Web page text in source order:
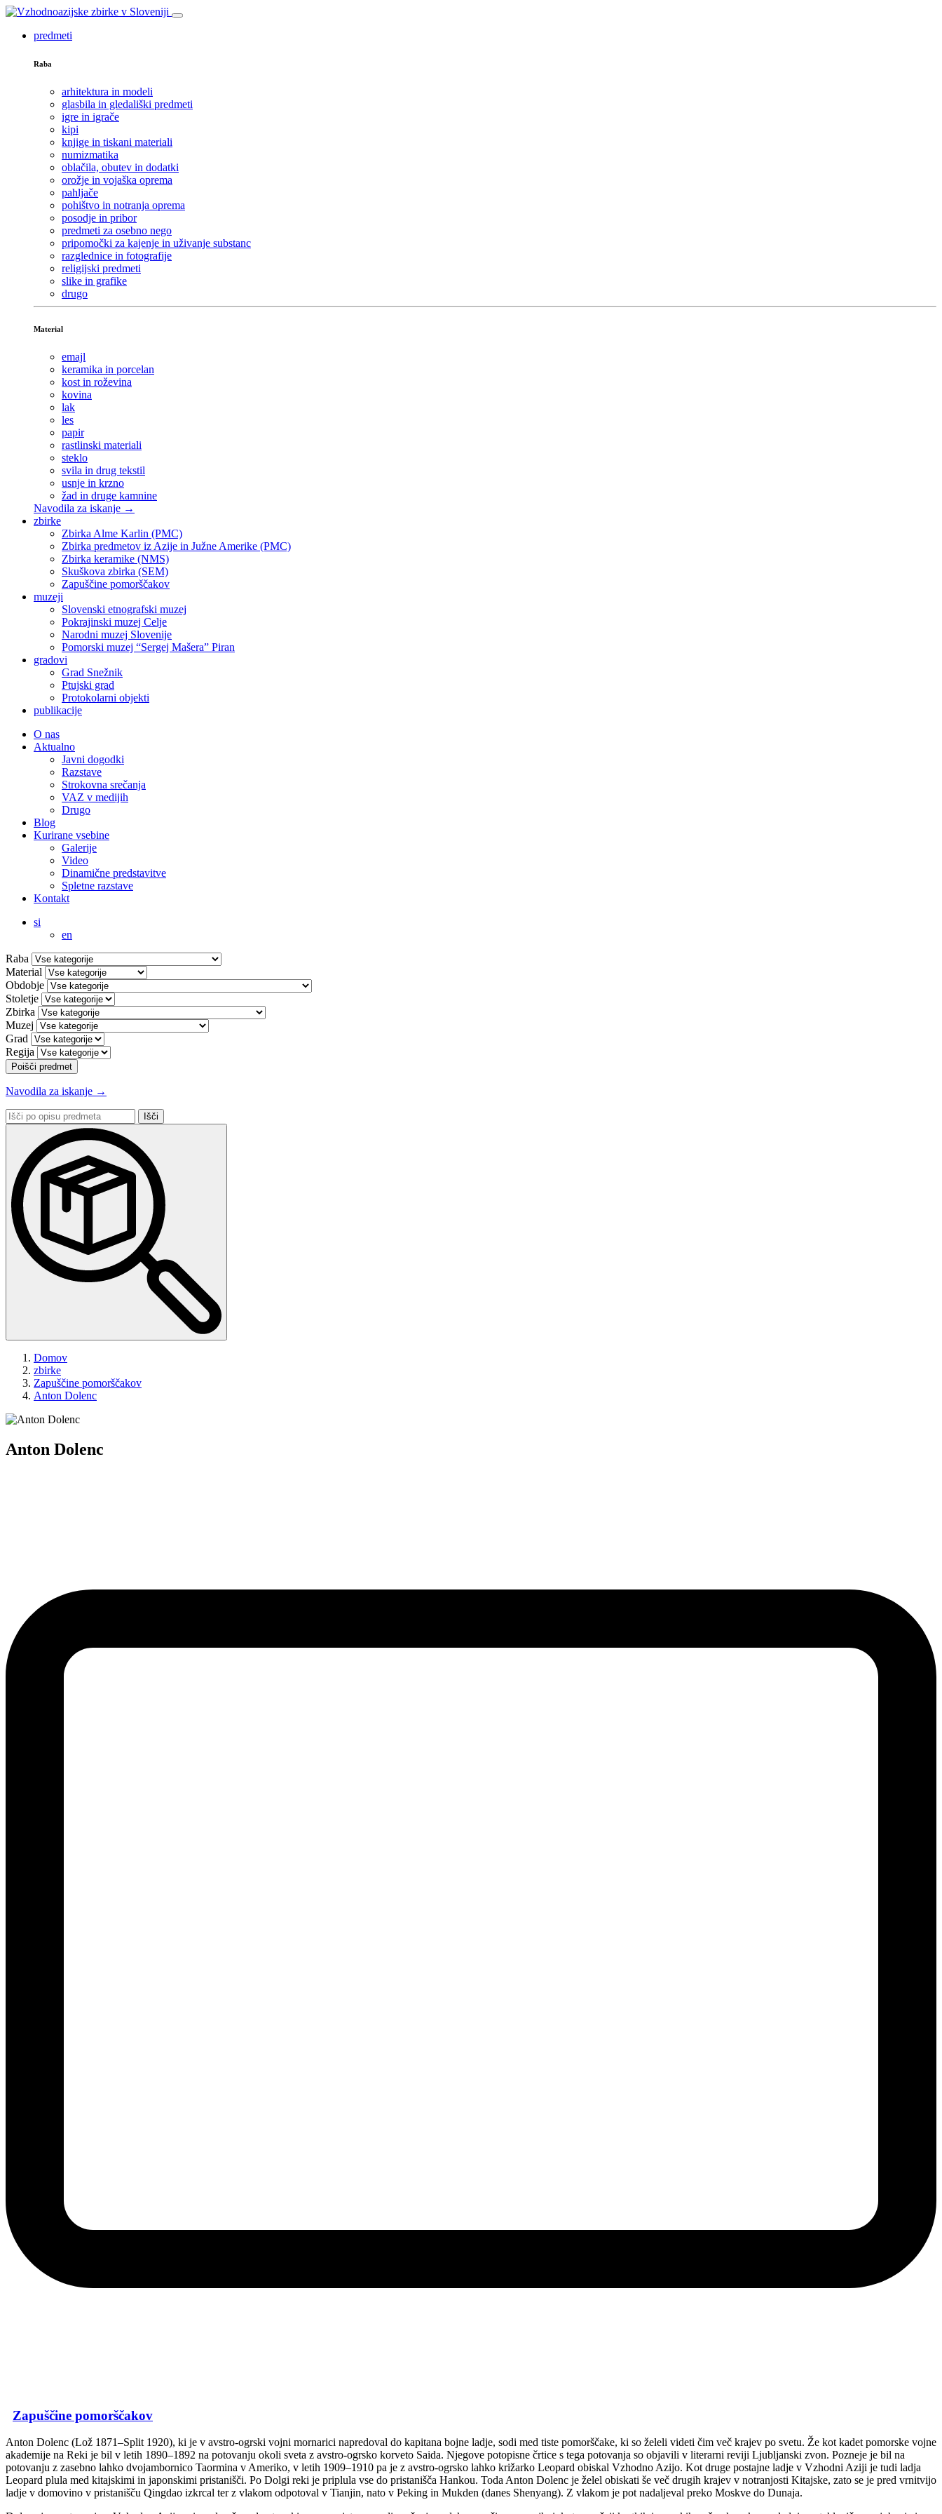
predmeti
Raba
arhitektura in modeli
glasbila in gledališki predmeti
igre in igrače
kipi
knjige in tiskani materiali
numizmatika
oblačila, obutev in dodatki
orožje in vojaška oprema
pahljače
pohištvo in notranja oprema
posodje in pribor
predmeti za osebno nego
pripomočki za kajenje in uživanje substanc
razglednice in fotografije
religijski predmeti
slike in grafike
drugo
Material
emajl
keramika in porcelan
kost in roževina
kovina
lak
les
papir
rastlinski materiali
steklo
svila in drug tekstil
usnje in krzno
žad in druge kamnine
Navodila za iskanje →
zbirke
Zbirka Alme Karlin (PMC)
Zbirka predmetov iz Azije in Južne Amerike (PMC)
Zbirka keramike (NMS)
Skuškova zbirka (SEM)
Zapuščine pomorščakov
muzeji
Slovenski etnografski muzej
Pokrajinski muzej Celje
Narodni muzej Slovenije
Pomorski muzej “Sergej Mašera” Piran
gradovi
Grad Snežnik
Ptujski grad
Protokolarni objekti
publikacije
O nas
Aktualno
Javni dogodki
Razstave
Strokovna srečanja
VAZ v medijih
Drugo
Blog
Kurirane vsebine
Galerije
Video
Dinamične predstavitve
Spletne razstave
Kontakt
si
en
Raba
Material
Obdobje
Stoletje
Zbirka
Muzej
Grad
Regija
Poišči predmet
Navodila za iskanje →
Išči
po
predmeta:
Domov
zbirke
Zapuščine pomorščakov
Anton Dolenc
Anton Dolenc
Zapuščine pomorščakov
Anton Dolenc (Lož 1871–Split 1920), ki je v avstro-ogrski vojni mornarici napredoval do kapitana bojne ladje, sodi med tiste pomorščake, ki so želeli videti čim več krajev po svetu. Že kot kadet pomorske vojne
akademije na Reki je bil v letih 1890–1892 na potovanju okoli sveta z avstro-ogrsko korveto Saida. Njegove potopisne črtice s tega potovanja so objavili v literarni reviji Ljubljanski zvon. Pozneje je bil na
potovanju z zasebno lahko dvojambornico Taormina v Ameriko, v letih 1909–1910 pa je z avstro-ogrsko lahko križarko Leopard obiskal Vzhodno Azijo. Kot druge postajne ladje v Vzhodni Aziji je tudi ladja
Leopard plula med kitajskimi in japonskimi pristanišči. Po Dolgi reki je priplula vse do pristanišča Hankou. Toda Anton Dolenc je želel obiskati še več drugih krajev v notranjosti Kitajske, zato se je pred vrnitvijo
ladje v domovino v pristanišču Qingdao izkrcal ter z vlakom odpotoval v Tianjin, nato v Peking in Mukden (danes Shenyang). Z vlakom je pot nadaljeval preko Moskve do Dunaja.